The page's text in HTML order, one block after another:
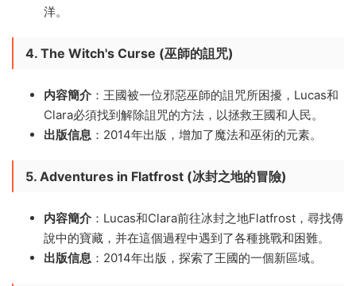
洋。
4. The Witch's Curse (巫師的詛咒)
内容簡介 ：王國被一位邪惡巫師的詛咒所困擾，Lucas和
Clara必須找到解除詛咒的方法，以拯救王國和人民。
出版信息 ：2014年出版，增加了魔法和巫術的元素。
5. Adventures in Flatfrost (冰封之地的冒險)
内容簡介 ：Lucas和Clara前往冰封之地Flatfrost，尋找傳
說中的寶藏，并在這個過程中遇到了各種挑戰和困難。
出版信息 ：2014年出版，探索了王國的一個新區域。